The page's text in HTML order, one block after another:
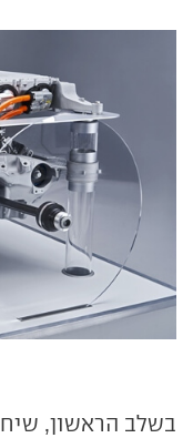
בשלב הראשון,